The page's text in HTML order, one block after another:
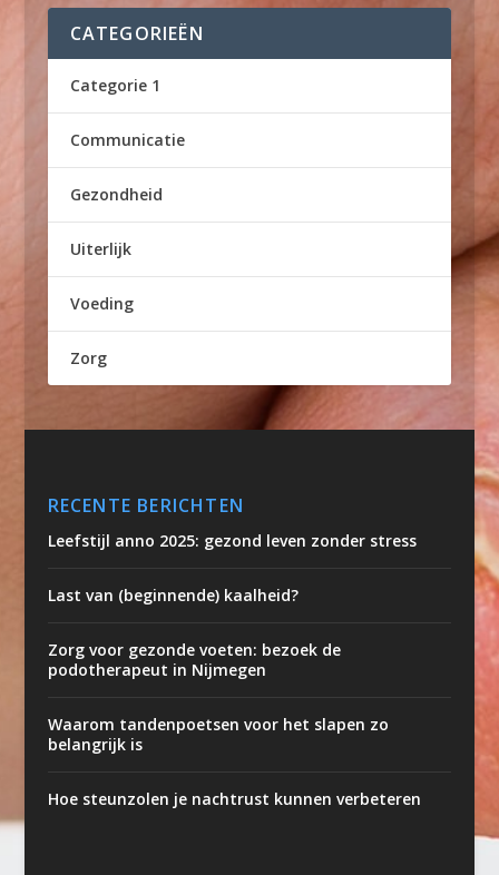
CATEGORIEËN
Categorie 1
Communicatie
Gezondheid
Uiterlijk
Voeding
Zorg
RECENTE BERICHTEN
Leefstijl anno 2025: gezond leven zonder stress
Last van (beginnende) kaalheid?
Zorg voor gezonde voeten: bezoek de
podotherapeut in Nijmegen
Waarom tandenpoetsen voor het slapen zo
belangrijk is
Hoe steunzolen je nachtrust kunnen verbeteren